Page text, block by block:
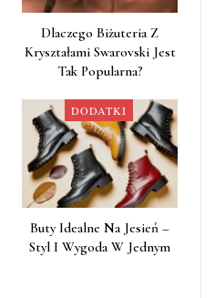
Dlaczego Biżuteria Z
Kryształami Swarovski Jest
Tak Popularna?
DODATKI
Buty Idealne Na Jesień –
Styl I Wygoda W Jednym